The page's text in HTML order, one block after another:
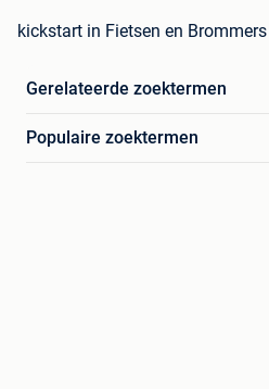
kickstart in Fietsen en Brommers
Gerelateerde zoektermen
Populaire zoektermen